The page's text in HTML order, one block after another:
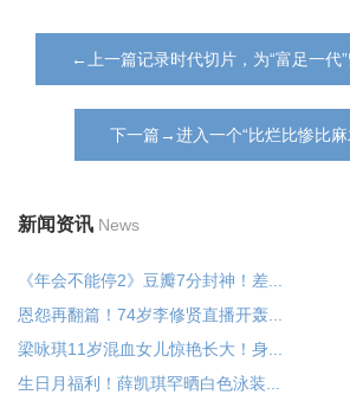
←上一篇记录时代切片，为“富足一代”
下一篇→进入一个“比烂比惨比麻
新闻资讯 News
《年会不能停2》豆瓣7分封神！差...
恩怨再翻篇！74岁李修贤直播开轰...
梁咏琪11岁混血女儿惊艳长大！身...
生日月福利！薛凯琪罕晒白色泳装...